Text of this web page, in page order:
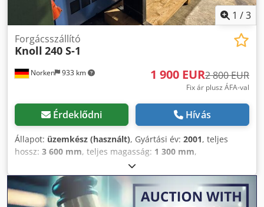
1 /3
Norken 933 km
Forgácsszállító
Knoll 240 S-1
1 900 EUR2 800 EUR
Fix ár plusz ÁFA-val
Érdeklődni Hívás
Állapot: üzemkész (használt), Gyártási év: 2001, teljes
hossz: 3 600 mm, teljes magasság: 1 300 mm,
320 mm
kidobási magasság:1 000 mm, szállítási hossz:1 900 mm,
szállítószalag hossza:
1 900 mm, telepítési magasság:180
mm
, Knoll 240 S-1 forgácsszállító eladó jó állapotban.